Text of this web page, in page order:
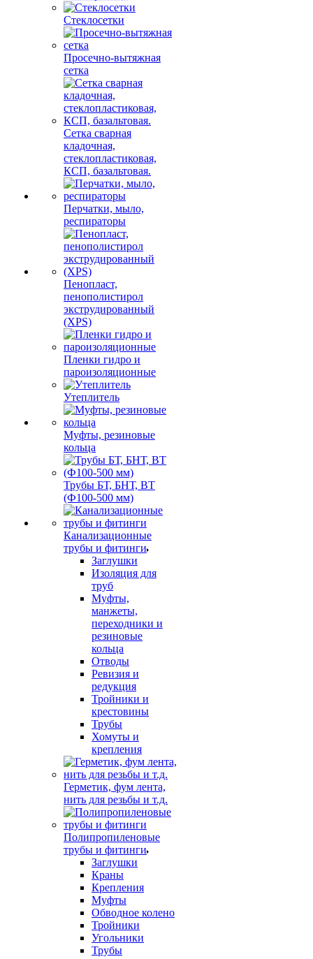
Стеклосетки
Просечно-вытяжная
сетка
Сетка сварная
кладочная,
стеклопластиковая,
КСП, базальтовая.
Перчатки, мыло,
респираторы
Пенопласт,
пенополистирол
экструдированный
(XPS)
Пленки гидро и
пароизоляционные
Утеплитель
Муфты, резиновые
кольца
Трубы БТ, БНТ, ВТ
(Ф100-500 мм)
Канализационные
трубы и фитинги
Заглушки
Изоляция для
труб
Муфты,
манжеты,
переходники и
резиновые
кольца
Отводы
Ревизия и
редукция
Тройники и
крестовины
Трубы
Хомуты и
крепления
Герметик, фум лента,
нить для резьбы и т.д.
Полипропиленовые
трубы и фитинги
Заглушки
Краны
Крепления
Муфты
Обводное колено
Тройники
Угольники
Трубы